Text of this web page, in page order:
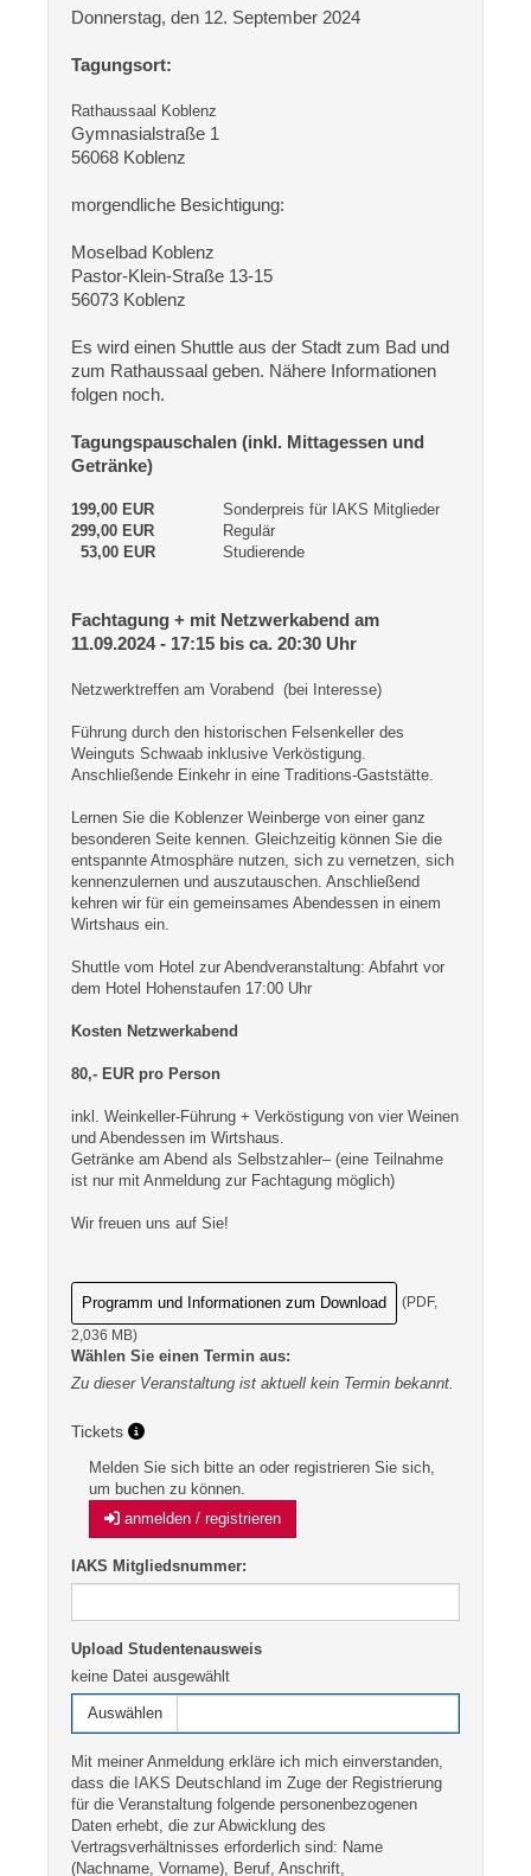
Donnerstag, den 12. September 2024
Tagungsort:
Rathaussaal Koblenz
Gymnasialstraße 1
56068 Koblenz
morgendliche Besichtigung:
Moselbad Koblenz
Pastor-Klein-Straße 13-15
56073 Koblenz
Es wird einen Shuttle aus der Stadt zum Bad und
zum Rathaussaal geben. Nähere Informationen
folgen noch.
Tagungspauschalen (inkl. Mittagessen und
Getränke)
199,00 EUR
Sonderpreis für IAKS Mitglieder
299,00 EUR
Regulär
53,00 EUR
Studierende
Fachtagung + mit Netzwerkabend am
11.09.2024 - 17:15 bis ca. 20:30 Uhr
Netzwerktreffen am Vorabend (bei Interesse)
Führung durch den historischen Felsenkeller des
Weinguts Schwaab inklusive Verköstigung.
Anschließende Einkehr in eine Traditions-Gaststätte.
Lernen Sie die Koblenzer Weinberge von einer ganz
besonderen Seite kennen. Gleichzeitig können Sie die
entspannte Atmosphäre nutzen, sich zu vernetzen, sich
kennenzulernen und auszutauschen. Anschließend
kehren wir für ein gemeinsames Abendessen in einem
Wirtshaus ein.
Shuttle vom Hotel zur Abendveranstaltung: Abfahrt vor
dem Hotel Hohenstaufen 17:00 Uhr
Kosten Netzwerkabend
80,- EUR pro Person
inkl. Weinkeller-Führung + Verköstigung von vier Weinen
und Abendessen im Wirtshaus.
Getränke am Abend als Selbstzahler– (eine Teilnahme
ist nur mit Anmeldung zur Fachtagung möglich)
Wir freuen uns auf Sie!
Programm und Informationen zum Download
(PDF,
2,036 MB)
Wählen Sie einen Termin aus:
Zu dieser Veranstaltung ist aktuell kein Termin bekannt.
Tickets
Melden Sie sich bitte an oder registrieren Sie sich,
um buchen zu können.
anmelden / registrieren
IAKS Mitgliedsnummer:
Upload Studentenausweis
keine Datei ausgewählt
Auswählen
Mit meiner Anmeldung erkläre ich mich einverstanden,
dass die IAKS Deutschland im Zuge der Registrierung
für die Veranstaltung folgende personenbezogenen
Daten erhebt, die zur Abwicklung des
Vertragsverhältnisses erforderlich sind: Name
(Nachname, Vorname), Beruf, Anschrift,